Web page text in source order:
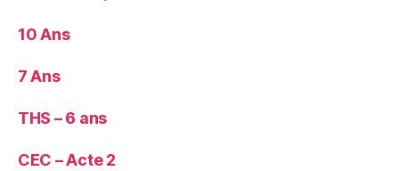
10 Ans
7 Ans
THS – 6 ans
CEC – Acte 2